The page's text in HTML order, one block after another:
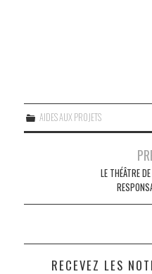
AIDES AUX PROJETS
LE THÉÂTRE
RECEVEZ LES